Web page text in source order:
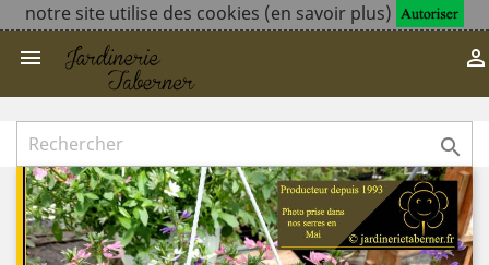
notre site utilise des cookies (en savoir plus)
 
